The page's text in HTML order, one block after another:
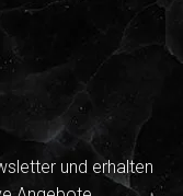
und erhalten